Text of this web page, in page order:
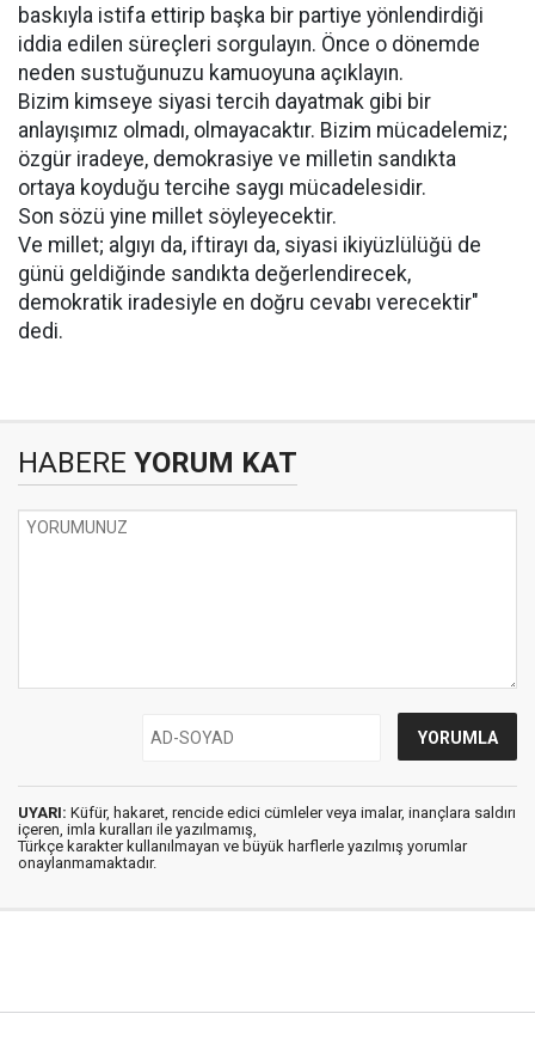
baskıyla istifa ettirip başka bir partiye yönlendirdiği
iddia edilen süreçleri sorgulayın. Önce o dönemde
neden sustuğunuzu kamuoyuna açıklayın.
Bizim kimseye siyasi tercih dayatmak gibi bir
anlayışımız olmadı, olmayacaktır. Bizim mücadelemiz;
özgür iradeye, demokrasiye ve milletin sandıkta
ortaya koyduğu tercihe saygı mücadelesidir.
Son sözü yine millet söyleyecektir.
Ve millet; algıyı da, iftirayı da, siyasi ikiyüzlülüğü de
günü geldiğinde sandıkta değerlendirecek,
demokratik iradesiyle en doğru cevabı verecektir"
dedi.
HABERE YORUM KAT
UYARI: Küfür, hakaret, rencide edici cümleler veya imalar, inançlara saldırı
içeren, imla kuralları ile yazılmamış,
Türkçe karakter kullanılmayan ve büyük harflerle yazılmış yorumlar
onaylanmamaktadır.